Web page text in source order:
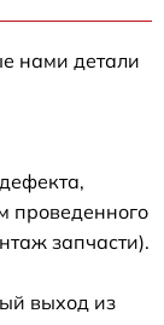
нами детали
проведенного
запчасти).
выход из